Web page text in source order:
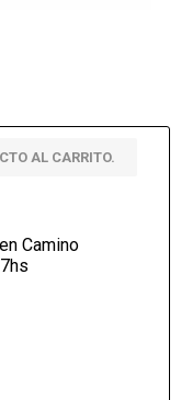
AL CARRITO.
Camino